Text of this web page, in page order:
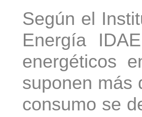
Según el
Energía
energéticos
suponen más
consumo se